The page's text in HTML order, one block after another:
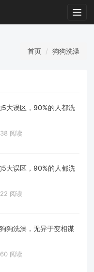
首页 狗狗洗澡
5大误区，90%的人都洗
阅读
5大误区，90%的人都洗
阅读
狗洗澡，无异于变相谋
阅读